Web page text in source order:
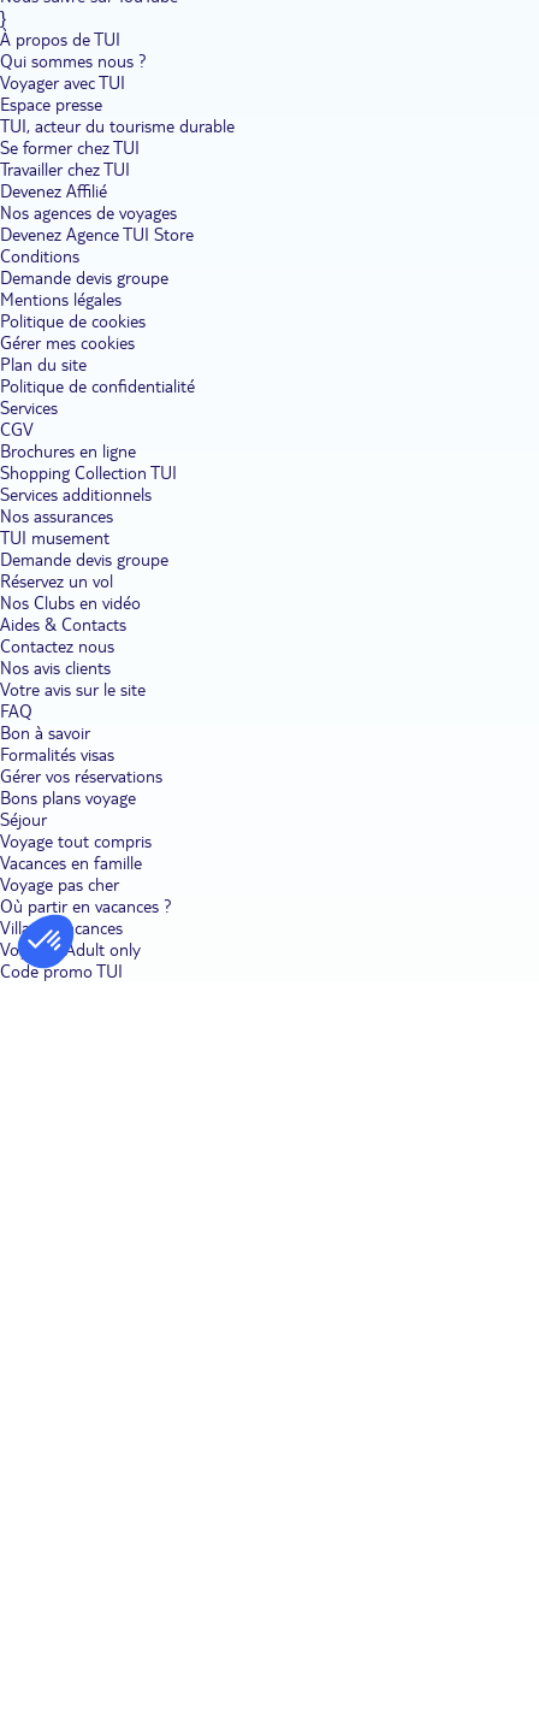
}
À propos de TUI
Qui sommes nous ?
Voyager avec TUI
Espace presse
TUI, acteur du tourisme durable
Se former chez TUI
Travailler chez TUI
Devenez Affilié
Nos agences de voyages
Devenez Agence TUI Store
Conditions
Demande devis groupe
Mentions légales
Politique de cookies
Gérer mes cookies
Plan du site
Politique de confidentialité
Services
CGV
Brochures en ligne
Shopping Collection TUI
Services additionnels
Nos assurances
TUI musement
Demande devis groupe
Réservez un vol
Nos Clubs en vidéo
Aides & Contacts
Contactez nous
Nos avis clients
Votre avis sur le site
FAQ
Bon à savoir
Formalités visas
Gérer vos réservations
Bons plans voyage
Séjour
Voyage tout compris
Vacances en famille
Voyage pas cher
Où partir en vacances ?
Villages vacances
Voyages Adult only
Code promo TUI